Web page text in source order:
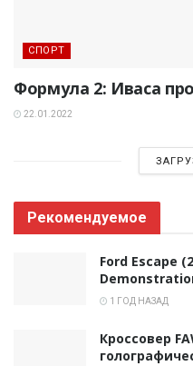
СПОРТ
Формула 2: Иваса
22.01.2022
Рекомендуемое
Ford Escape
1 ГОД НАЗАД
Кроссовер